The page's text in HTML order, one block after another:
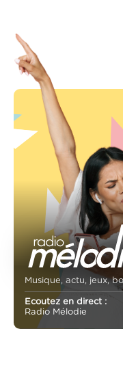
Musique, actu, jeux,
Ecoutez en direct :
Radio Mélodie